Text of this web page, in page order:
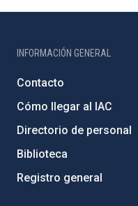
INFORMACIÓN GENERAL
Contacto
Cómo llegar al IAC
Directorio de personal
Biblioteca
Registro general